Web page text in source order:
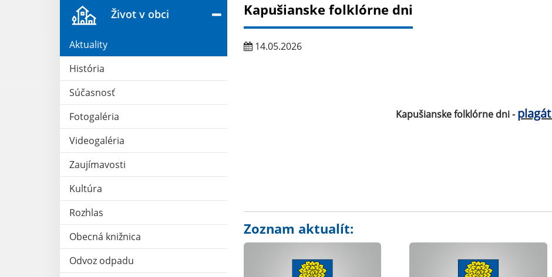
Život v obci
Aktuality
História
Súčasnosť
Fotogaléria
Videogaléria
Zaujímavosti
Kultúra
Rozhlas
Obecná knižnica
Odvoz odpadu
Kapušianske folklórne dni
14.05.2026
Kapušianske folklórne dni -plagát
Zoznam aktualít: